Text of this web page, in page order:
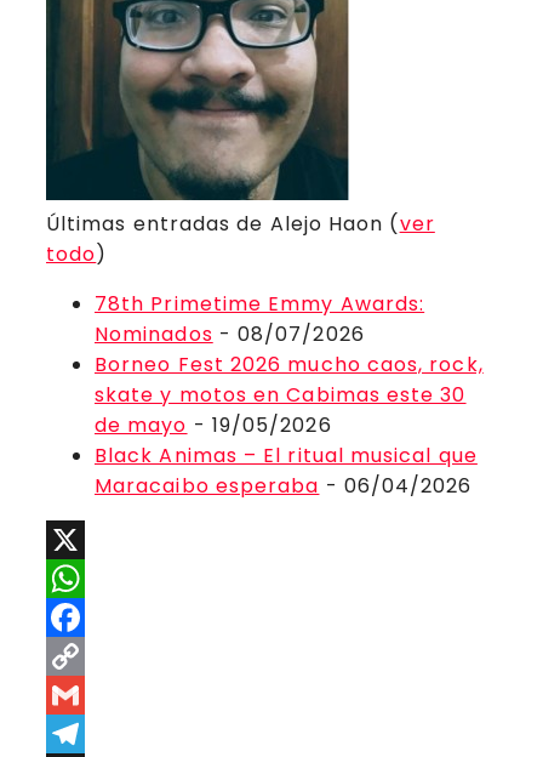
Últimas entradas de Alejo Haon (ver
todo)
78th Primetime Emmy Awards:
Nominados - 08/07/2026
Borneo Fest 2026 mucho caos, rock,
skate y motos en Cabimas este 30
de mayo - 19/05/2026
Black Animas – El ritual musical que
Maracaibo esperaba - 06/04/2026
X
WhatsApp
Facebook
Copy
Link
Gmail